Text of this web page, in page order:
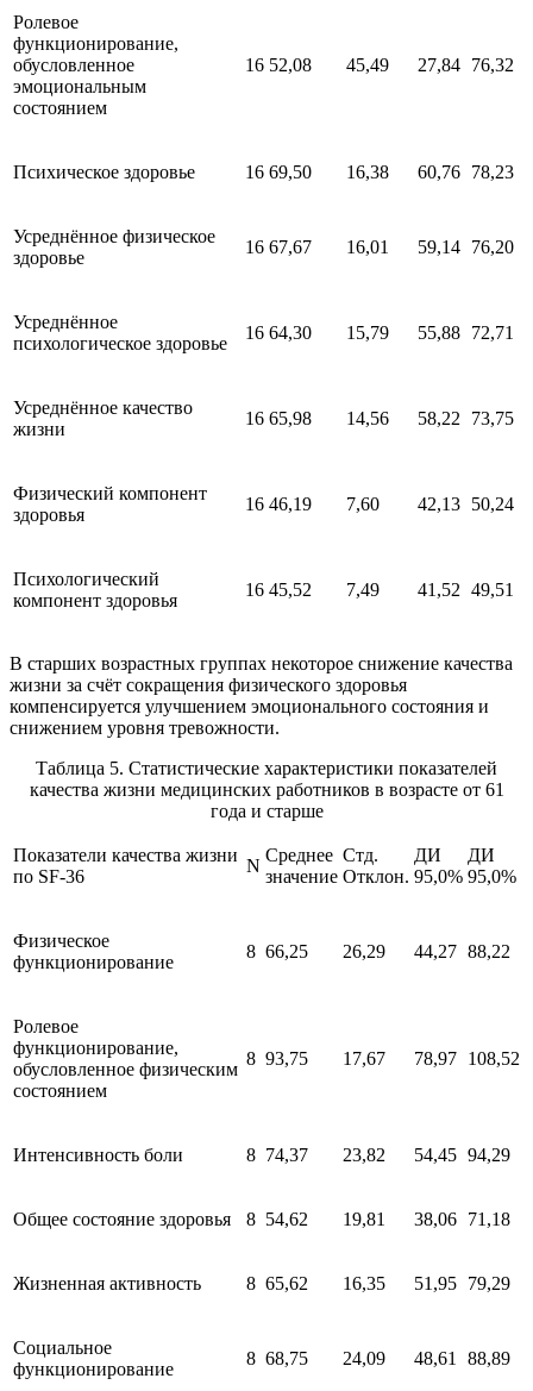
Ролевое
функционирование,
обусловленное
эмоциональным
состоянием
16 52,08 45,49 27,84 76,32
Психическое здоровье 16 69,50 16,38 60,76 78,23
Усреднённое физическое
здоровье
16 67,67 16,01 59,14 76,20
Усреднённое
психологическое здоровье
16 64,30 15,79 55,88 72,71
Усреднённое качество
жизни
16 65,98 14,56 58,22 73,75
Физический компонент
здоровья
16 46,19 7,60 42,13 50,24
Психологический
компонент здоровья
16 45,52 7,49 41,52 49,51
В старших возрастных группах некоторое снижение качества
жизни за счёт сокращения физического здоровья
компенсируется улучшением эмоционального состояния и
снижением уровня тревожности.
Таблица 5. Статистические характеристики показателей
качества жизни медицинских работников в возрасте от 61
года и старше
Показатели качества жизни
по SF-36
N
Среднее
значение
Стд.
Отклон.
ДИ
95,0%
ДИ
95,0%
Физическое
функционирование
8 66,25 26,29 44,27 88,22
Ролевое
функционирование,
обусловленное физическим
состоянием
8 93,75 17,67 78,97 108,52
Интенсивность боли 8 74,37 23,82 54,45 94,29
Общее состояние здоровья 8 54,62 19,81 38,06 71,18
Жизненная активность 8 65,62 16,35 51,95 79,29
Социальное
функционирование
8 68,75 24,09 48,61 88,89